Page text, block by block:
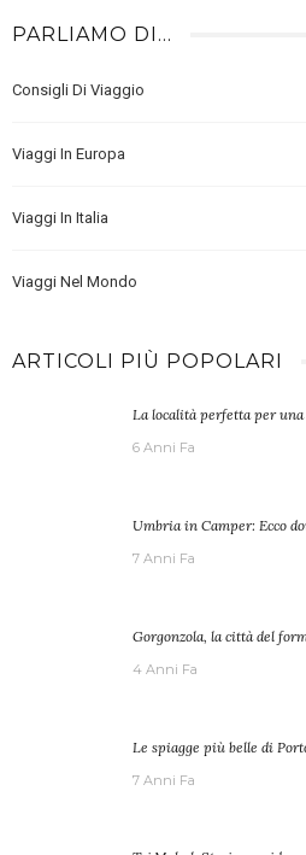
PARLIAMO DI…
Consigli Di Viaggio
Viaggi In Europa
Viaggi In Italia
Viaggi Nel Mondo
ARTICOLI PIÙ POPOLARI
La località perfetta per
6 Anni Fa
Umbria in Camper: Ecco
7 Anni Fa
Gorgonzola, la città del
4 Anni Fa
Le spiagge più belle di
7 Anni Fa